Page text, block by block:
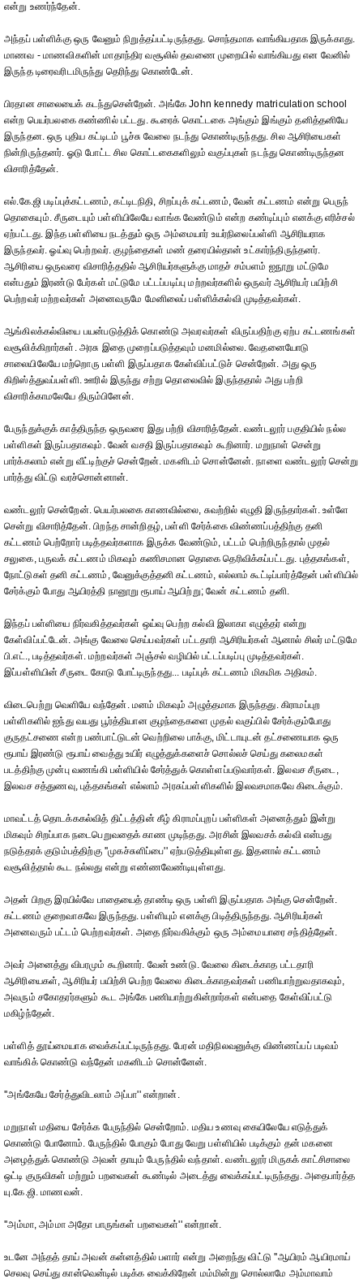
என்று உணர்ந்தேன்.
அந்தப் பள்ளிக்கு ஒரு வேனும் நிறுத்தப்பட்டிருந்தது. சொந்தமாக வாங்கியதாக இருக்காது.
மாணவ - மாணவிகளின் மாதாந்திர வசூலில் தவணை முறையில் வாங்கியது என வேனில்
இருந்த டிரைவரிடமிருந்து தெரிந்து கொண்டேன்.
பிரதான சாலையைக் கடந்துசென்றேன். அங்கே John kennedy matriculation school
என்ற பெயர்பலகை கண்ணில் பட்டது. கூரைக் கொட்டகை அங்கும் இங்கும் தனித்தனியே
இருந்தன. ஒரு புதிய கட்டிடம் பூச்சு வேலை நடந்து கொண்டிருந்தது. சில ஆசிரியைகள்
நின்றிருந்தனர். ஓடு போட்ட சில கொட்டகைகளிலும் வகுப்புகள் நடந்து கொண்டிருந்தன
விசாரித்தேன்.
எல்.கே.ஜி படிப்புக்கட்டணம், கட்டிடநிதி, சிறப்புக் கட்டணம், வேன் கட்டணம் என்று பெருந்
தொகையும். சீருடையும் பள்ளியிலேயே வாங்க வேண்டும் என்ற கண்டிப்பும் எனக்கு எரிச்சல்
ஏற்பட்டது. இந்த பள்ளியை நடத்தும் ஒரு அம்மையார் உயர்நிலைப்பள்ளி ஆசிரியராக
இருந்தவர். ஓய்வு பெற்றவர். குழந்தைகள் மண் தரையில்தான் உட்கார்ந்திருந்தனர்.
ஆசிரியை ஒருவரை விசாரித்ததில் ஆசிரியர்களுக்கு மாதச் சம்பளம் ஐநூறு மட்டுமே
என்பதும் இரண்டு பேர்கள் மட்டுமே பட்டப்படிப்பு மற்றவர்களில் ஒருவர் ஆசிரியர் பயிற்சி
பெற்றவர் மற்றவர்கள் அனைவருமே மேனிலைப் பள்ளிக்கல்வி முடித்தவர்கள்.
ஆங்கிலக்கல்வியை பயன்படுத்திக் கொண்டு அவரவர்கள் விருப்பதிற்கு ஏற்ப கட்டணங்கள்
வசூலிக்கிறார்கள். அரசு இதை முறைப்படுத்தவும் மனமில்லை. வேதனையோடு
சாலையிலேயே மற்றொரு பள்ளி இருப்பதாக கேள்விப்பட்டுச் சென்றேன். அது ஒரு
கிறிஸ்த்துவப்பள்ளி. ஊரில் இருந்து சற்று தொலைவில் இருந்ததால் அது பற்றி
விசாரிக்காமலேயே திரும்பினேன்.
பேருந்துக்குக் காத்திருந்த ஒருவரை இது பற்றி விசாரித்தேன். வண்டலூர் பகுதியில் நல்ல
பள்ளிகள் இருப்பதாகவும். வேன் வசதி இருப்பதாகவும் கூறினார். மறுநாள் சென்று
பார்க்கலாம் என்று வீட்டிற்குச் சென்றேன். மகனிடம் சொன்னேன். நாளை வண்டலூர் சென்று
பார்த்து விட்டு வரச்சொன்னான்.
வண்டலூர் சென்றேன். பெயர்பலகை காணவில்லை, சுவற்றில் எழுதி இருந்தார்கள். உள்ளே
சென்று விசாரித்தேன். பிறந்த சான்றிதழ், பள்ளி சேர்க்கை விண்ணப்பத்திற்கு தனி
கட்டணம் பெற்றோர் படித்தவர்களாக இருக்க வேண்டும், பட்டம் பெற்றிருந்தால் முதல்
சலுகை, பருவக் கட்டணம் மிகவும் கணிசமான தொகை தெரிவிக்கப்பட்டது. புத்தகங்கள்,
நோட்டுகள் தனி கட்டணம், வேனுக்குத்தனி கட்டணம், எல்லாம் கூட்டிப்பார்த்தேன் பள்ளியில்
சேர்க்கும் போது ஆயிரத்தி நானூறு ரூபாய் ஆயிற்று; வேன் கட்டணம் தனி.
இந்தப் பள்ளியை நிர்வகித்தவர்கள் ஒய்வு பெற்ற கல்வி இலாகா எழுத்தர் என்று
கேள்விப்பட்டேன். அங்கு வேலை செய்பவர்கள் பட்டதாரி ஆசிரியர்கள் ஆனால் சிலர் மட்டுமே
பி.எட்., படித்தவர்கள். மற்றவர்கள் அஞ்சல் வழியில் பட்டப்படிப்பு முடித்தவர்கள்.
இப்பள்ளியின் சீருடை கோடு போட்டிருந்தது... படிப்புக் கட்டணம் மிகமிக அதிகம்.
விடைபெற்று வெளியே வந்தேன். மனம் மிகவும் அழுத்தமாக இருந்தது. கிராமப்புற
பள்ளிகளில் ஐந்து வயது பூர்த்தியான குழந்தைகளை முதல் வகுப்பில் சேர்க்கும்போது
குருதட்சணை என்ற பண்பாட்டுடன் வெற்றிலை பாக்கு, மிட்டாயுடன் தட்சணையாக ஒரு
ரூபாய் இரண்டு ரூபாய் வைத்து உயிர் எழுத்துக்களைச் சொல்லச் செய்து கலைமகள்
படத்திற்கு முன்பு வணங்கி பள்ளியில் சேர்த்துக் கொள்ளப்படுவார்கள். இலவச சீருடை,
இலவச சத்துணவு, புத்தகங்கள் எல்லாம் அரசுப்பள்ளிகளில் இலவசமாகவே கிடைக்கும்.
மாவட்டத் தொடக்ககல்வித் திட்டத்தின் கீழ் கிராமப்புறப் பள்ளிகள் அனைத்தும் இன்று
மிகவும் சிறப்பாக நடைபெறுவதைக் காண முடிந்தது. அரசின் இலவசக் கல்வி என்பது
நடுத்தரக் குடும்பத்திற்கு ''முகச்சுளிப்பை'' ஏற்படுத்தியுள்ளது. இதனால் கட்டணம்
வசூலித்தால் கூட நல்லது என்று எண்ணவேண்டியுள்ளது.
அதன் பிறகு இரயில்வே பாதையைத் தாண்டி ஒரு பள்ளி இருப்பதாக அங்கு சென்றேன்.
கட்டணம் குறைவாகவே இருந்தது. பள்ளியும் எனக்கு பிடித்திருந்தது. ஆசிரியர்கள்
அனைவரும் பட்டம் பெற்றவர்கள். அதை நிர்வகிக்கும் ஒரு அம்மையாரை சந்தித்தேன்.
அவர் அனைத்து விபரமும் கூறினார். வேன் உண்டு. வேலை கிடைக்காத பட்டதாரி
ஆசிரியைகள், ஆசிரியர் பயிற்சி பெற்ற வேலை கிடைக்காதவர்கள் பணியாற்றுவதாகவும்,
அவரும் சகோதரர்களும் கூட அங்கே பணியாற்றுகின்றார்கள் என்பதை கேள்விப்பட்டு
மகிழ்ந்தேன்.
பள்ளித் தூய்மையாக வைக்கப்பட்டிருந்தது. பேரன் மதிநிலவனுக்கு விண்ணப்பப் படிவம்
வாங்கிக் கொண்டு வந்தேன் மகனிடம் சொன்னேன்.
''அங்கேயே சேர்த்துவிடலாம் அப்பா'' என்றான்.
மறுநாள் மதியை சேர்க்க பேருந்தில் சென்றோம். மதிய உணவு கையிலேயே எடுத்துக்
கொண்டு போனோம். பேருந்தில் போகும் போது வேறு பள்ளியில் படிக்கும் தன் மகனை
அழைத்துக் கொண்டு அவன் தாயும் பேருந்தில் வந்தாள். வண்டலூர் மிருகக் காட்சிசாலை
ஒட்டி குருவிகள் மற்றும் பறவைகள் கூண்டில் அடைத்து வைக்கப்பட்டிருந்தது. அதைபார்த்த
யு.கே.ஜி. மாணவன்.
''அம்மா, அம்மா அதோ பாருங்கள் பறவைகள்'' என்றான்.
உடனே அந்தத் தாய் அவன் கன்னத்தில் பளார் என்று அறைந்து விட்டு ''ஆயிரம் ஆயிரமாய்
செலவு செய்து கான்வென்டில் படிக்க வைக்கிறேன் மம்மின்று சொல்லாமே அம்மாவாம்